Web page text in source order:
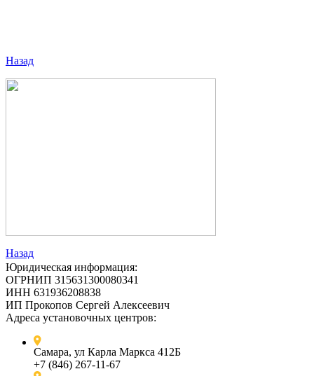
Назад
Назад
Юридическая информация:
ОГРНИП 315631300080341
ИНН 631936208838
ИП Прокопов Сергей Алексеевич
Адреса установочных центров:
Самара, ул Карла Маркса 412Б
+7 (846) 267-11-67